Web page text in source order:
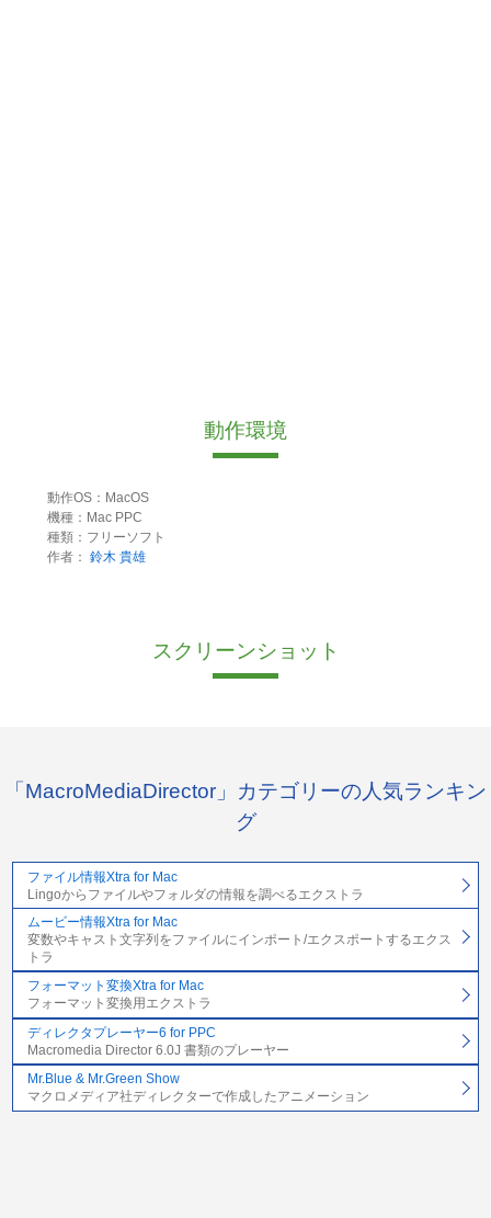
動作環境
動作OS：MacOS
機種：Mac PPC
種類：フリーソフト
作者： 鈴木 貴雄
スクリーンショット
「MacroMediaDirector」カテゴリーの人気ランキン
グ
ファイル情報Xtra for Mac
Lingoからファイルやフォルダの情報を調べるエクストラ
ムービー情報Xtra for Mac
変数やキャスト文字列をファイルにインポート/エクスポートするエクス
トラ
フォーマット変換Xtra for Mac
フォーマット変換用エクストラ
ディレクタプレーヤー6 for PPC
Macromedia Director 6.0J 書類のプレーヤー
Mr.Blue & Mr.Green Show
マクロメディア社ディレクターで作成したアニメーション